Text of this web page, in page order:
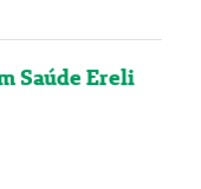
Saúde Ereli